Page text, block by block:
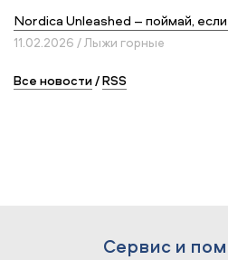
Nordica Unleashed – поймай,
11.02.2026 / Лыжи горные
Все новости/RSS
Сервис и